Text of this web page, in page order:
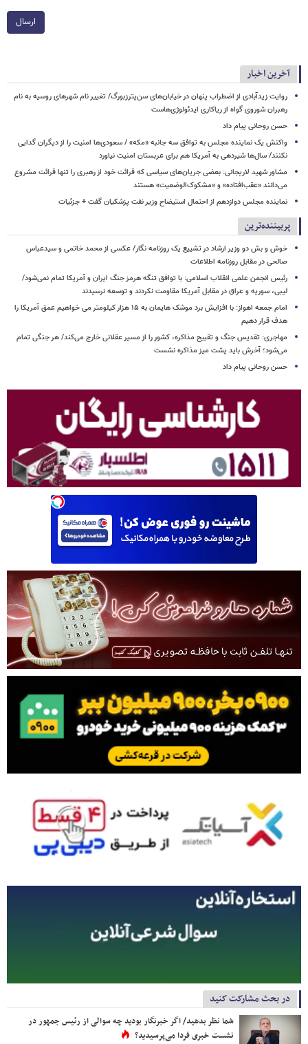
ارسال
آخرین اخبار
روایت زیدآبادی از اضطراب پنهان در خیابان‌های سن‌پترزبورگ/ تغییر نام شهرهای روسیه به نام
رهبران شوروی گواه از ریاکاری ایدئولوژی‌هاست
حسن روحانی پیام داد
واکنش یک نماینده مجلس به توافق سه جانبه «مکه» / سعودی‌ها امنیت را از دیگران گدایی
نکنند/ سال‌ها شیردهی به آمریکا هم برای عربستان امنیت نیاورد
مشاور شهید لاریجانی: بعضی جریان‌های سیاسی که قرائت خود از رهبری را تنها قرائت مشروع
می‌دانند «عقب‌افتاده» و «مشکوک‌الوضعیت» هستند
نماینده مجلس دوازدهم از احتمال استیضاح وزیر نفت پزشکیان گفت + جزئیات
پربیننده‌ترین
خوش و بش دو وزیر ارشاد در تشییع یک روزنامه نگار/ عکسی از محمد خاتمی و سیدعباس
صالحی در مقابل روزنامه اطلاعات
رئیس انجمن علمی انقلاب اسلامی: با توافق تنگه هرمز جنگ ایران و آمریکا تمام نمی‌شود/
لیبی، سوریه و عراق در مقابل آمریکا مقاومت نکردند و توسعه نرسیدند
امام‌ جمعه اهواز: با افزایش برد موشک هایمان به ۱۵ هزار کیلومتر می خواهیم عمق آمریکا را
هدف قرار دهیم
مهاجری: تقدیس جنگ و تقبیح مذاکره، کشور را از مسیر عقلانی خارج می‌کند/ هر جنگی تمام
می‌شود؛ آخرش باید پشت میز مذاکره نشست
حسن روحانی پیام داد
در بحث مشارکت کنید
شما نظر بدهید/ اگر خبرنگار بودید چه سوالی از رئیس جمهور در
نشست خبری فردا می‌پرسیدید؟